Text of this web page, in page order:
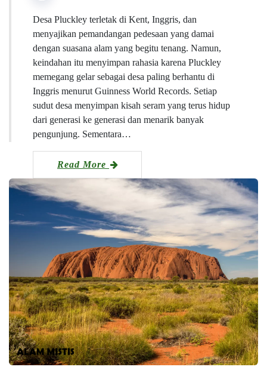
Desa Pluckley terletak di Kent, Inggris, dan
menyajikan pemandangan pedesaan yang damai
dengan suasana alam yang begitu tenang. Namun,
keindahan itu menyimpan rahasia karena Pluckley
memegang gelar sebagai desa paling berhantu di
Inggris menurut Guinness World Records. Setiap
sudut desa menyimpan kisah seram yang terus hidup
dari generasi ke generasi dan menarik banyak
pengunjung. Sementara…
Read More